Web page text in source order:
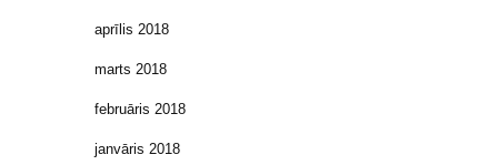
aprīlis 2018
marts 2018
februāris 2018
janvāris 2018